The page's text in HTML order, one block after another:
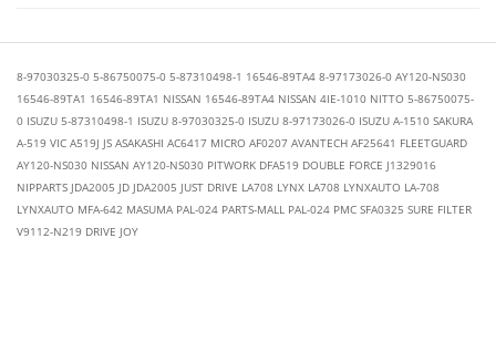
8-97030325-0 5-86750075-0 5-87310498-1 16546-89TA4 8-97173026-0 AY120-NS030
16546-89TA1 16546-89TA1 NISSAN 16546-89TA4 NISSAN 4IE-1010 NITTO 5-86750075-
0 ISUZU 5-87310498-1 ISUZU 8-97030325-0 ISUZU 8-97173026-0 ISUZU A-1510 SAKURA
A-519 VIC A519J JS ASAKASHI AC6417 MICRO AF0207 AVANTECH AF25641 FLEETGUARD
AY120-NS030 NISSAN AY120-NS030 PITWORK DFA519 DOUBLE FORCE J1329016
NIPPARTS JDA2005 JD JDA2005 JUST DRIVE LA708 LYNX LA708 LYNXAUTO LA-708
LYNXAUTO MFA-642 MASUMA PAL-024 PARTS-MALL PAL-024 PMC SFA0325 SURE FILTER
V9112-N219 DRIVE JOY